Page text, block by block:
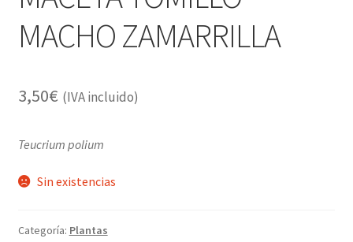
MACHO ZAMARRILLA
3,50€ (IVA incluido)
Teucrium polium
Sin existencias
Categoría: Plantas